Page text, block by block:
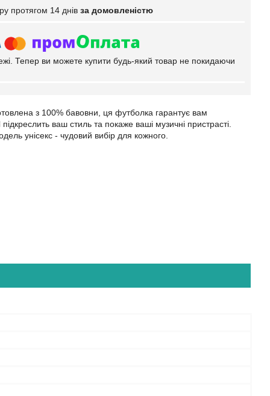
протягом 14 днів за домовленістю
Тепер ви можете купити будь-який товар не покидаючи
з 100% бавовни, ця футболка гарантує вам
ваш стиль та покаже ваші музичні пристрасті.
унісекс - чудовий вибір для кожного.